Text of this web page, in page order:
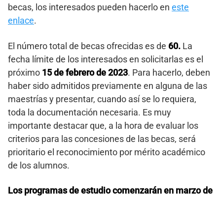
becas, los interesados pueden hacerlo en este
enlace.
El número total de becas ofrecidas es de 60. La
fecha límite de los interesados en solicitarlas es el
próximo 15 de febrero de 2023. Para hacerlo, deben
haber sido admitidos previamente en alguna de las
maestrías y presentar, cuando así se lo requiera,
toda la documentación necesaria. Es muy
importante destacar que, a la hora de evaluar los
criterios para las concesiones de las becas, será
prioritario el reconocimiento por mérito académico
de los alumnos.
Los programas de estudio comenzarán en marzo de